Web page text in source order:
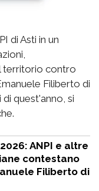
di Asti in un
territorio contro
Filiberto di
quest'anno, si
ANPI e altre
contestano
Filiberto di